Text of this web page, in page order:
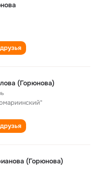
(Горюнова)
(Горюнова)